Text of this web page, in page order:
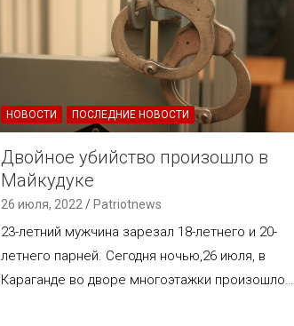
НОВОСТИ ПОСЛЕДНИЕ НОВОСТИ
Двойное убийство произошло в
Майкудуке
26 июля, 2022 Patriotnews
23-летний мужчина зарезал 18-летнего и 20-
летнего парней. Сегодня ночью,26 июля, в
Караганде во дворе многоэтажки произошло…